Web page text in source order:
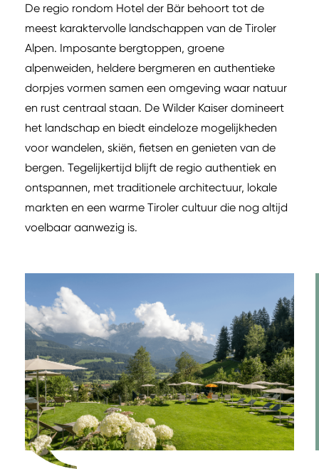
De regio rondom Hotel der Bär behoort tot de
meest karaktervolle landschappen van de Tiroler
Alpen. Imposante bergtoppen, groene
alpenweiden, heldere bergmeren en authentieke
dorpjes vormen samen een omgeving waar natuur
en rust centraal staan. De Wilder Kaiser domineert
het landschap en biedt eindeloze mogelijkheden
voor wandelen, skiën, fietsen en genieten van de
bergen. Tegelijkertijd blijft de regio authentiek en
ontspannen, met traditionele architectuur, lokale
markten en een warme Tiroler cultuur die nog altijd
voelbaar aanwezig is.